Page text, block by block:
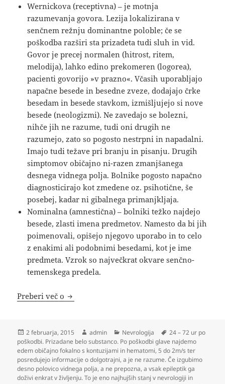
Wernickova (receptivna) – je motnja
razumevanja govora. Lezija lokalizirana v
senčnem režnju dominantne poloble; če se
poškodba razširi sta prizadeta tudi sluh in vid.
Govor je precej normalen (hitrost, ritem,
melodija), lahko edino prekomeren (logorea),
pacienti govorijo »v prazno«. Včasih uporabljajo
napačne besede in besedne zveze, dodajajo črke
besedam in besede stavkom, izmišljujejo si nove
besede (neologizmi). Ne zavedajo se bolezni,
nihče jih ne razume, tudi oni drugih ne
razumejo, zato so pogosto nestrpni in napadalni.
Imajo tudi težave pri branju in pisanju. Drugih
simptomov običajno ni-razen zmanjšanega
desnega vidnega polja. Bolnike pogosto napačno
diagnosticirajo kot zmedene oz. psihotične, še
posebej, kadar ni gibalnega primanjkljaja.
Nominalna (amnestična) – bolniki težko najdejo
besede, zlasti imena predmetov. Namesto da bi jih
poimenovali, opišejo njegovo uporabo in to celo
z enakimi ali podobnimi besedami, kot je ime
predmeta. Vzrok so največkrat okvare senčno-
temenskega predela.
Preberi več o Nevrologija
Objavljeno
dne
2 februarja, 2015 Avtor
admin Kategorije
Nevrologija Oznake
24 – 72 ur po
poškodbi. Prizadane belo substanco. Po poškodbi glave najdemo
edem običajno fokalno s kontuzijami in hematomi,5 do 2m/s ter
posredujejo informacije o dolgotrajni,a je ne razume. Če izgubimo
desno polovico vidnega polja,a ne prepozna,a vsak epileptik ga
doživi enkrat v življenju. To je eno najhujših stanj v nevrologiji in